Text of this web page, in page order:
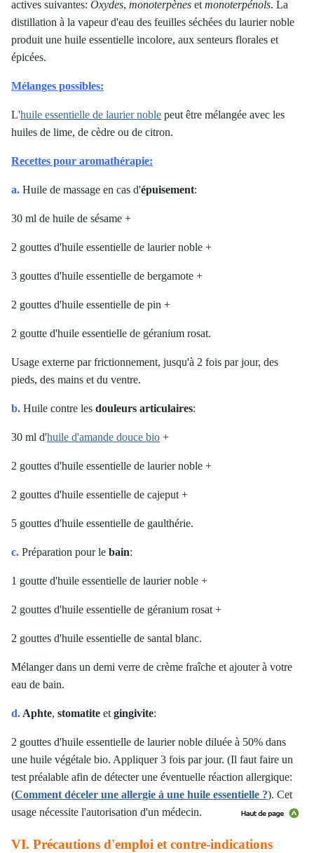
actives suivantes: Oxydes, monoterpènes et monoterpénols. La
distillation à la vapeur d'eau des feuilles séchées du laurier noble
produit une huile essentielle incolore, aux senteurs florales et
épicées.
Mélanges possibles:
L'huile essentielle de laurier noble peut être mélangée avec les
huiles de lime, de cèdre ou de citron.
Recettes pour aromathérapie:
a. Huile de massage en cas d'épuisement:
30 ml de huile de sésame +
2 gouttes d'huile essentielle de laurier noble +
3 gouttes d'huile essentielle de bergamote +
2 gouttes d'huile essentielle de pin +
2 goutte d'huile essentielle de géranium rosat.
Usage externe par frictionnement, jusqu'à 2 fois par jour, des
pieds, des mains et du ventre.
b. Huile contre les douleurs articulaires:
30 ml d'huile d'amande douce bio +
2 gouttes d'huile essentielle de laurier noble +
2 gouttes d'huile essentielle de cajeput +
5 gouttes d'huile essentielle de gaulthérie.
c. Préparation pour le bain:
1 goutte d'huile essentielle de laurier noble +
2 gouttes d'huile essentielle de géranium rosat +
2 gouttes d'huile essentielle de santal blanc.
Mélanger dans un demi verre de crème fraîche et ajouter à votre
eau de bain.
d. Aphte, stomatite et gingivite:
2 gouttes d'huile essentielle de laurier noble diluée à 50% dans
une huile végétale bio. Appliquer 3 fois par jour. (Il faut faire un
test préalable afin de détecter une éventuelle réaction allergique:
(Comment déceler une allergie à une huile essentielle ?). Cet
usage nécessite l'autorisation d'un médecin.
VI. Précautions d'emploi et contre-indications